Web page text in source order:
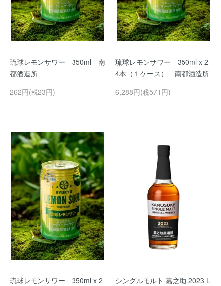
琉球レモンサワー 350ml 南
都酒造所
262円(税23円)
琉球レモンサワー 350ml x 2
4本（１ケース） 南都酒造所
6,288円(税571円)
琉球レモンサワー 350ml x 2
シングルモルト 嘉之助 2023 L